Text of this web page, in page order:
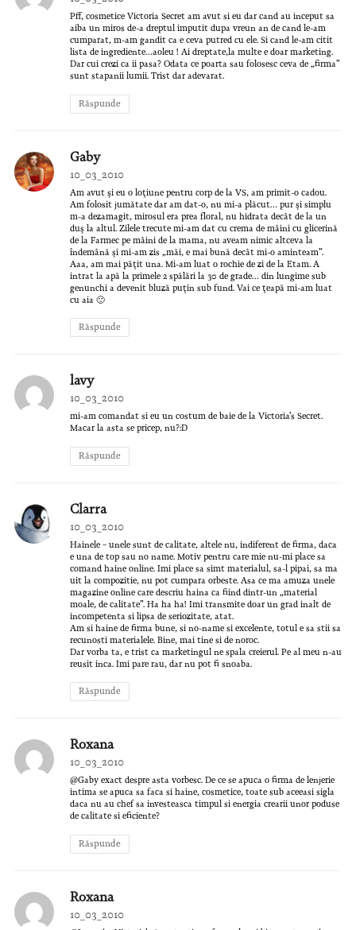
Pff, cosmetice Victoria Secret am avut si eu dar cand au inceput sa
aiba un miros de-a dreptul imputit dupa vreun an de cand le-am
cumparat, m-am gandit ca e ceva putred cu ele. Si cand le-am citit
lista de ingrediente…aoleu ! Ai dreptate,la multe e doar marketing.
Dar cui crezi ca ii pasa? Odata ce poarta sau folosesc ceva de „firma”
sunt stapanii lumii. Trist dar adevarat.
Răspunde
Gaby
10_03_2010
Am avut şi eu o loţiune pentru corp de la VS, am primit-o cadou.
Am folosit jumătate dar am dat-o, nu mi-a plăcut… pur şi simplu
m-a dezamagit, mirosul era prea floral, nu hidrata decât de la un
duş la altul. Zilele trecute mi-am dat cu crema de mâini cu glicerină
de la Farmec pe mâini de la mama, nu aveam nimic altceva la
îndemână şi mi-am zis „măi, e mai bună decât mi-o aminteam”.
Aaa, am mai păţit una. Mi-am luat o rochie de zi de la Etam. A
intrat la apă la primele 2 spălări la 30 de grade… din lungime sub
genunchi a devenit bluză puţin sub fund. Vai ce ţeapă mi-am luat
cu aia 🙂
Răspunde
lavy
10_03_2010
mi-am comandat si eu un costum de baie de la Victoria’s Secret.
Macar la asta se pricep, nu?:D
Răspunde
Clarra
10_03_2010
Hainele – unele sunt de calitate, altele nu, indiferent de firma, daca
e una de top sau no name. Motiv pentru care mie nu-mi place sa
comand haine online. Imi place sa simt materialul, sa-l pipai, sa ma
uit la compozitie, nu pot cumpara orbeste. Asa ce ma amuza unele
magazine online care descriu haina ca fiind dintr-un „material
moale, de calitate”. Ha ha ha! Imi transmite doar un grad inalt de
incompetenta si lipsa de seriozitate, atat.
Am si haine de firma bune, si no-name si excelente, totul e sa stii sa
recunosti materialele. Bine, mai tine si de noroc.
Dar vorba ta, e trist ca marketingul ne spala creierul. Pe al meu n-au
reusit inca. Imi pare rau, dar nu pot fi snoaba.
Răspunde
Roxana
10_03_2010
@Gaby exact despre asta vorbesc. De ce se apuca o firma de lenjerie
intima se apuca sa faca si haine, cosmetice, toate sub aceeasi sigla
daca nu au chef sa investeasca timpul si energia crearii unor poduse
de calitate si eficiente?
Răspunde
Roxana
10_03_2010